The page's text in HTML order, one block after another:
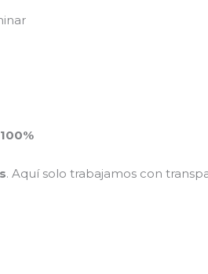
. Aquí solo trabajamos con